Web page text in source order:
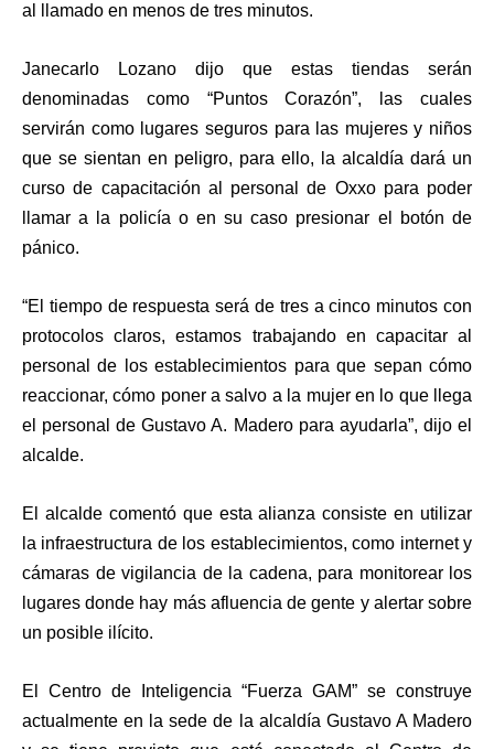
al llamado en menos de tres minutos.
Janecarlo Lozano dijo que estas tiendas serán
denominadas como “Puntos Corazón”, las cuales
servirán como lugares seguros para las mujeres y niños
que se sientan en peligro, para ello, la alcaldía dará un
curso de capacitación al personal de Oxxo para poder
llamar a la policía o en su caso presionar el botón de
pánico.
“El tiempo de respuesta será de tres a cinco minutos con
protocolos claros, estamos trabajando en capacitar al
personal de los establecimientos para que sepan cómo
reaccionar, cómo poner a salvo a la mujer en lo que llega
el personal de Gustavo A. Madero para ayudarla”, dijo el
alcalde.
El alcalde comentó que esta alianza consiste en utilizar
la infraestructura de los establecimientos, como internet y
cámaras de vigilancia de la cadena, para monitorear los
lugares donde hay más afluencia de gente y alertar sobre
un posible ilícito.
El Centro de Inteligencia “Fuerza GAM” se construye
actualmente en la sede de la alcaldía Gustavo A Madero